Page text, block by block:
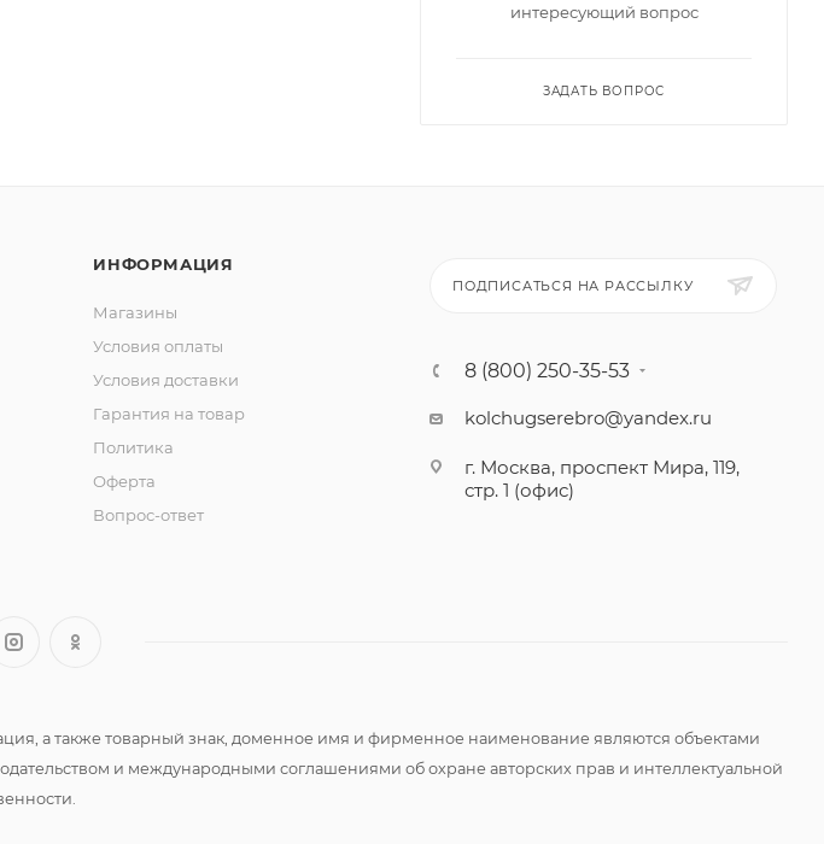
интересующий вопрос
ЗАДАТЬ ВОПРОС
ИНФОРМАЦИЯ
Магазины
Условия оплаты
Условия доставки
Гарантия на товар
Политика
Оферта
Вопрос-ответ
ПОДПИСАТЬСЯ НА РАССЫЛКУ
8 (800) 250-35-53
kolchugserebro@yandex.ru
г. Москва, проспект Мира, 119,
стр. 1 (офис)
а также товарный знак, доменное имя и фирменное наименование являются объектами
и международными соглашениями об охране авторских прав и интеллектуальной